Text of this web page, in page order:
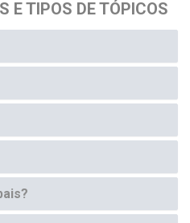
E TIPOS DE TÓPICOS